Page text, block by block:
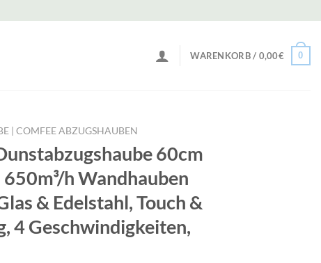
WARENKORB / 0,00€ 0
| COMFEE ABZUGSHAUBEN
60cm
h Wandhauben
& Edelstahl, Touch &
4 Geschwindigkeiten,